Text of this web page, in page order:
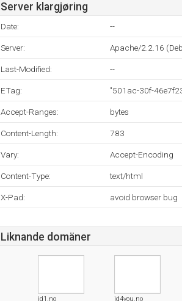
Server klargjøring
Date: --
Server: Apache/2.2.16
Last-Modified: --
ETag: "501ac-30f-
Accept-Ranges: bytes
Content-Length: 783
Vary: Accept-Encoding
Content-Type: text/html
X-Pad: avoid browser bug
Liknande domäner
id1.no id4you.no